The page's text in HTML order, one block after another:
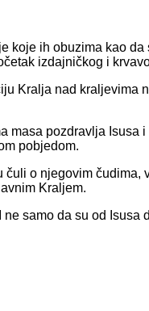
koje ih obuzima kao da
izdajničkog i
Kralja nad kraljevima
masa pozdravlja Isusa
pobjedom.
o njegovim čudima,
Kraljem.
samo da su od Isusa